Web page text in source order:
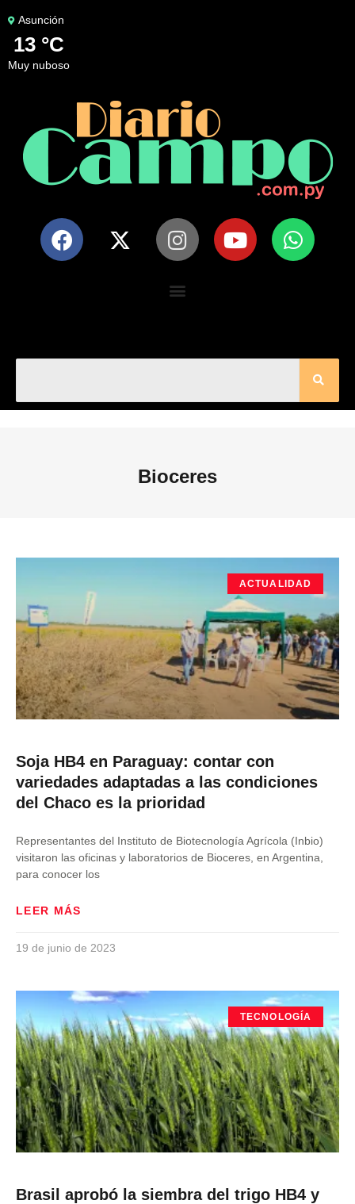
Asunción
13 °C
muy nuboso
Bioceres
ACTUALIDAD
Soja HB4 en Paraguay: contar con
variedades adaptadas a las condiciones
del Chaco es la prioridad
Representantes del Instituto de Biotecnología Agrícola (Inbio)
visitaron las oficinas y laboratorios de Bioceres, en Argentina,
para conocer los
LEER MÁS
19 de junio de 2023
TECNOLOGÍA
Brasil aprobó la siembra del trigo HB4 y